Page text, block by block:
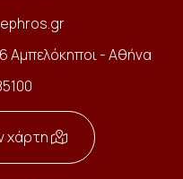
Αμπελόκηποι - Αθήνα
χάρτη